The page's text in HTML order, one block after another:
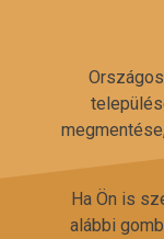
Ha Ön is
alábbi